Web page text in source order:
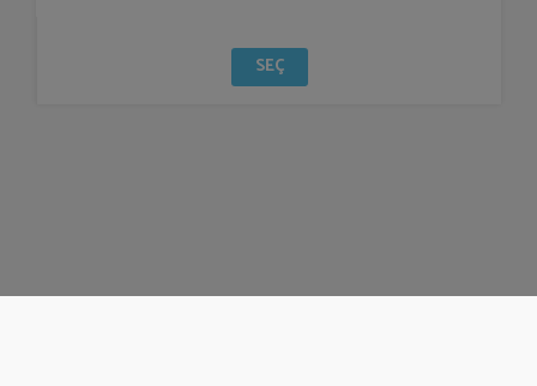
SEÇ